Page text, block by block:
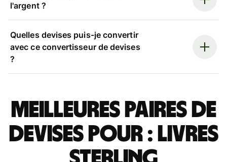
l'argent ?
Quelles devises puis-je convertir
avec ce convertisseur de devises
?
Meilleures paires de
devises pour : livres